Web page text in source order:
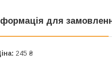
для
245 ₴